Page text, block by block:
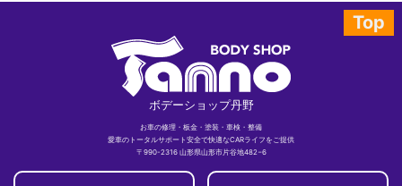
Top
ボデーショップ丹野
お車の修理・板金・塗装・車検・整備
愛車のトータルサポート安全で快適なCARライフをご提供
〒990-2316 山形県山形市片谷地482−6